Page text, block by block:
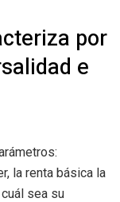
por
e
la renta básica la
sea su